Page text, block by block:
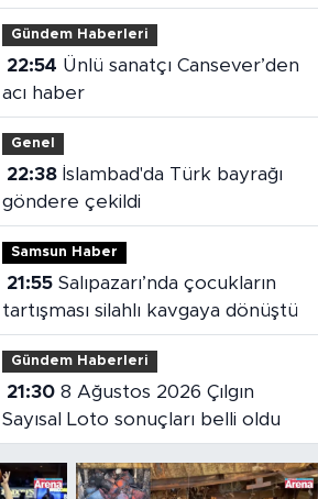
değişti
Gündem Haberleri
22:54
acı haber
Genel
22:38İslambad'da Türk bayrağı
göndere çekildi
Samsun Haber
21:55Salıpazarı’nda çocukların
tartışması silahlı kavgaya dönüştü
Gündem Haberleri
21:308 Ağustos 2026 Çılgın
Sayısal Loto sonuçları belli oldu